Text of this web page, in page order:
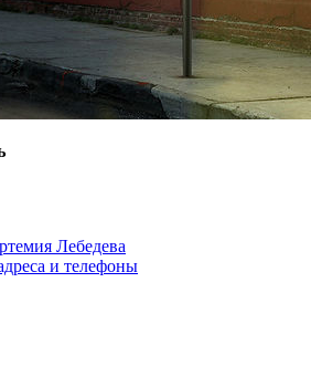
Лебедева
и телефоны